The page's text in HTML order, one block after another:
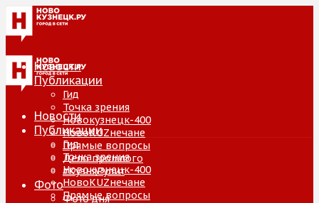
Новости
Публикации
Гид
Точка зрения
Новокузнецк-400
НовоKUZнечане
Прямые вопросы
Дело прошлого
#КузняРулит
Фото
Фото дня
Новости
Публикации
Гид
Точка зрения
Новокузнецк-400
НовоKUZнечане
Прямые вопросы